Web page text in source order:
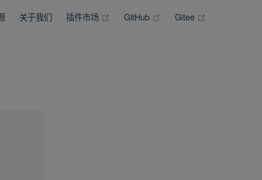
关于我们 插件市场 (opens new window)
GitHub (opens new window)
Gitee